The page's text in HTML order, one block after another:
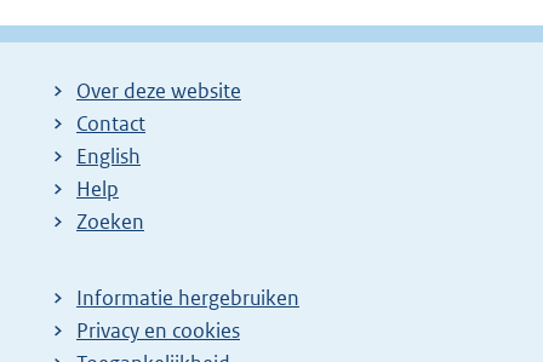
Over deze website
Contact
English
Help
Zoeken
Informatie hergebruiken
Privacy en cookies